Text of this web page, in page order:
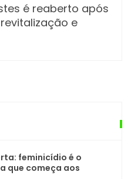
é reaberto após
e
feminicídio é o
que começa aos